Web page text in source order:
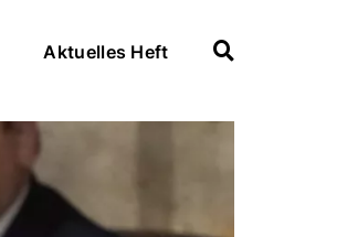
Aktuelles Heft